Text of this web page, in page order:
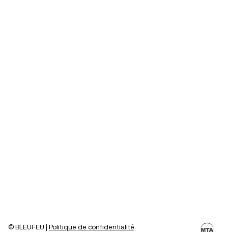
© BLEUFEU | Politique de confidentialité